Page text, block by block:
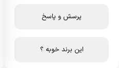
پرسش و پاسخ
این برند خوبه ؟